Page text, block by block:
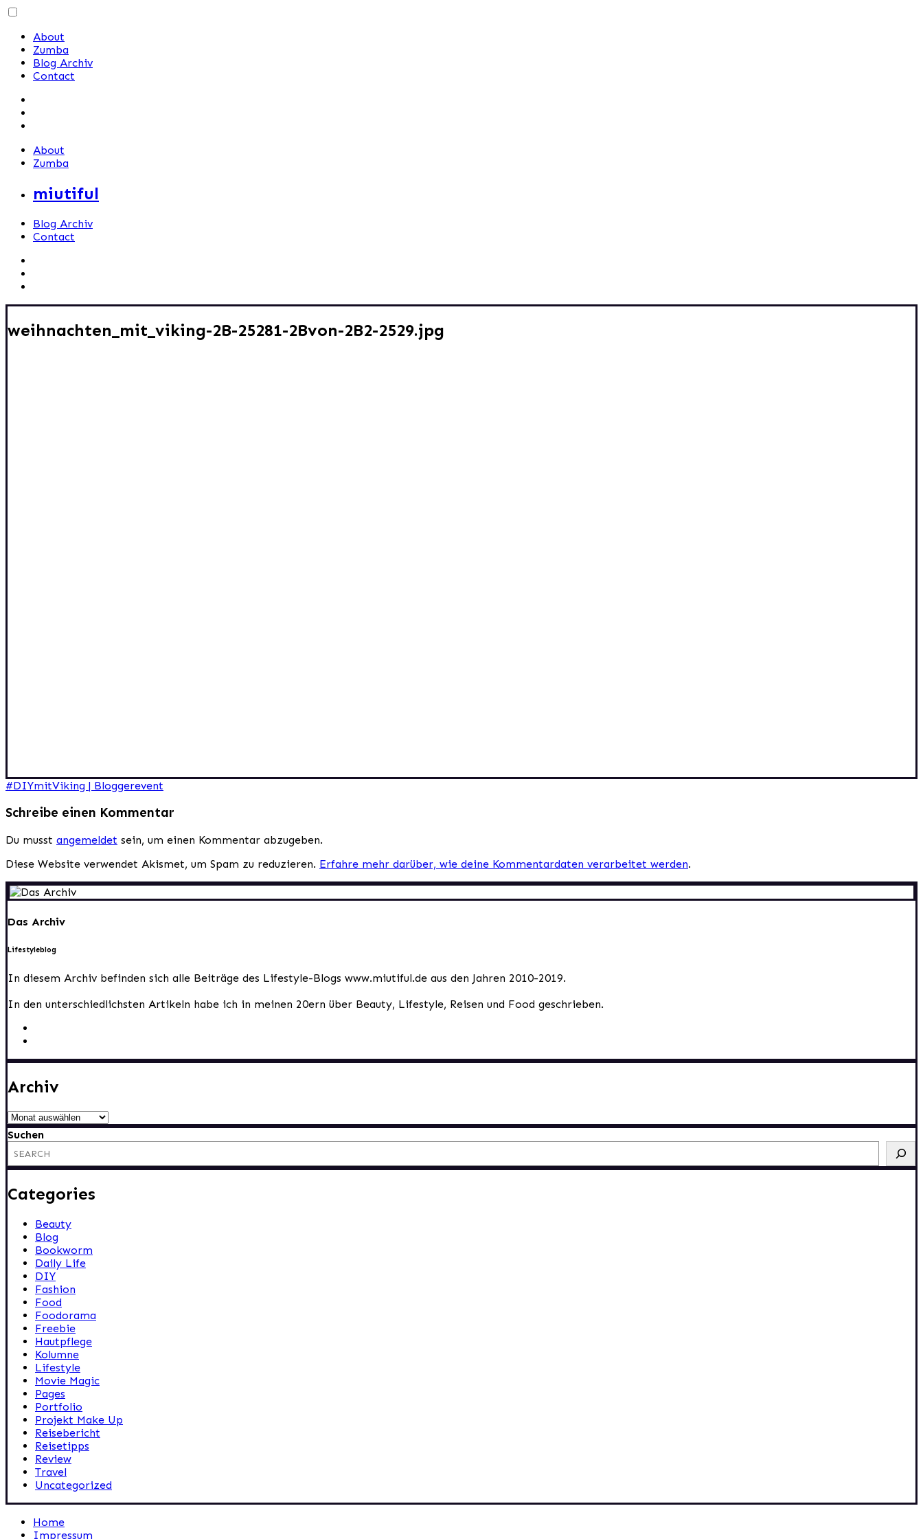
Skip
contentAbout
Zumba
Blog Archiv
Contact
About
Zumba
miutiful
Blog Archiv
Contact
weihnachten_mit_viking-2B-25281-2Bvon-2B2-2529.jpg
Beitragsnavigation
#DIYmitViking | Bloggerevent
Schreibe einen Kommentar
Du musst angemeldet sein, um einen Kommentar abzugeben.
Diese Website verwendet Akismet, um Spam zu reduzieren. Erfahre mehr darüber, wie deine Kommentardaten verarbeitet werden.
Das Archiv
Lifestyleblog
In diesem Archiv befinden sich alle Beiträge des Lifestyle-Blogs www.miutiful.de aus den Jahren 2010-2019.
In den unterschiedlichsten Artikeln habe ich in meinen 20ern über Beauty, Lifestyle, Reisen und Food geschrieben.
Archiv
Archiv
Suchen
Categories
Beauty
Blog
Bookworm
Daily Life
DIY
Fashion
Food
Foodorama
Freebie
Hautpflege
Kolumne
Lifestyle
Movie Magic
Pages
Portfolio
Projekt Make Up
Reisebericht
Reisetipps
Review
Travel
Uncategorized
Home
Impressum